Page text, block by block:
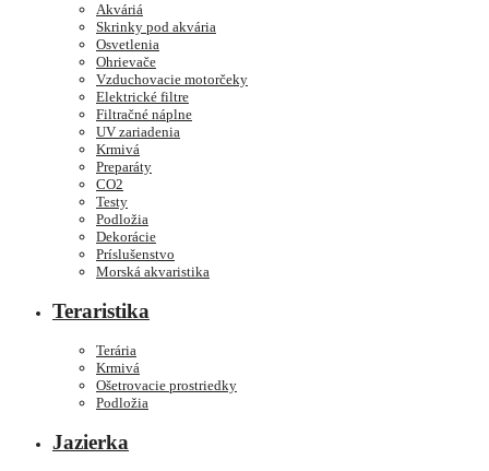
Akváriá
Skrinky pod akvária
Osvetlenia
Ohrievače
Vzduchovacie motorčeky
Elektrické filtre
Filtračné náplne
UV zariadenia
Krmivá
Preparáty
CO2
Testy
Podložia
Dekorácie
Príslušenstvo
Morská akvaristika
Teraristika
Terária
Krmivá
Ošetrovacie prostriedky
Podložia
Jazierka